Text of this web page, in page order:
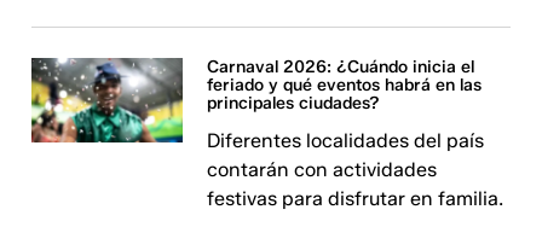
Carnaval 2026: ¿Cuándo inicia el
feriado y qué eventos habrá en las
principales ciudades?
Diferentes localidades del país
contarán con actividades
festivas para disfrutar en familia.